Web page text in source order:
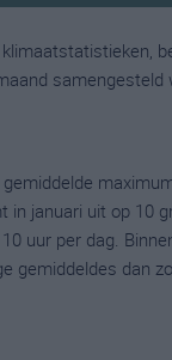
samengesteld
januari uit op 10
uur per dag.
gemiddeldes dan